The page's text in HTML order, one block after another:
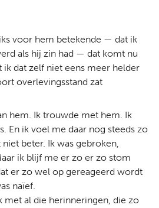
voor hem betekende — dat ik
als hij zin had — dat komt nu
ik dat zelf niet eens meer helder
overlevingsstand zat
hem. Ik trouwde met hem. Ik
En ik voel me daar nog steeds zo
beter. Ik was gebroken,
ik blijf me er zo er zo stom
er zo wel op gereageerd wordt
naïef.
met al die herinneringen, die zo